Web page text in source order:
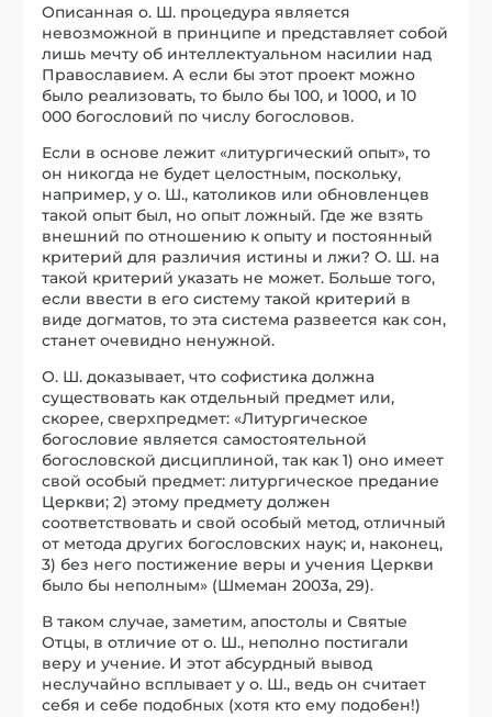
Описанная о. Ш. процедура является
невозможной в принципе и представляет собой
лишь мечту об интеллектуальном насилии над
Православием. А если бы этот проект можно
было реализовать, то было бы 100, и 1000, и 10
000 богословий по числу богословов.
Если в основе лежит «литургический опыт», то
он никогда не будет целостным, поскольку,
например, у о. Ш., католиков или обновленцев
такой опыт был, но опыт ложный. Где же взять
внешний по отношению к опыту и постоянный
критерий для различия истины и лжи? О. Ш. на
такой критерий указать не может. Больше того,
если ввести в его систему такой критерий в
виде догматов, то эта система развеется как сон,
станет очевидно ненужной.
О. Ш. доказывает, что софистика должна
существовать как отдельный предмет или,
скорее, сверхпредмет: «Литургическое
богословие является самостоятельной
богословской дисциплиной, так как 1) оно имеет
свой особый предмет: литургическое предание
Церкви; 2) этому предмету должен
соответствовать и свой особый метод, отличный
от метода других богословских наук; и, наконец,
3) без него постижение веры и учения Церкви
было бы неполным» (Шмеман 2003a, 29).
В таком случае, заметим, апостолы и Святые
Отцы, в отличие от о. Ш., неполно постигали
веру и учение. И этот абсурдный вывод
неслучайно всплывает у о. Ш., ведь он считает
себя и себе подобных (хотя кто ему подобен!)